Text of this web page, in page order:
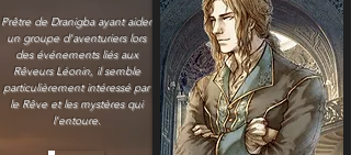
Prêtre de Dranigba ayant aider
un groupe d'aventuriers lors
des événements liés aux
Rêveurs Léonin, il semble
particulièrement intéressé par
le Rêve et les mystères qui
l'entoure.